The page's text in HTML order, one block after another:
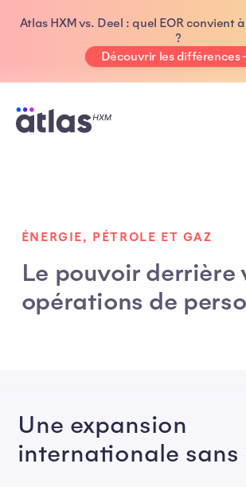
Atlas HXM vs. Deel : quel EOR convient
?
Découvrir les différences
ÉNERGIE, PÉTROLE ET GAZ
Le pouvoir derrière
opérations de
Une expansion
internationale